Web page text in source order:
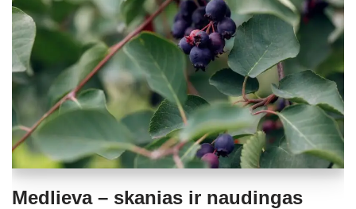
Medlieva – skanias ir naudingas